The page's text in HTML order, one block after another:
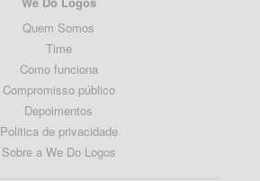
Quem Somos
Time
Como funciona
Compromisso público
Depoimentos
Politica de privacidade
Sobre a We Do Logos